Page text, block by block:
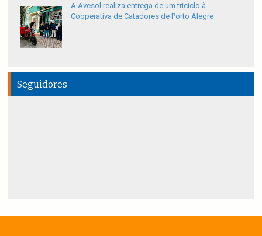
A Avesol realiza entrega de um triciclo à
Cooperativa de Catadores de Porto Alegre
Seguidores